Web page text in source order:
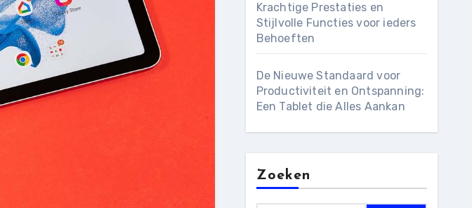
Krachtige Prestaties en
Stijlvolle Functies voor ieders
Behoeften
De Nieuwe Standaard voor
Productiviteit en Ontspanning:
Een Tablet die Alles Aankan
Zoeken